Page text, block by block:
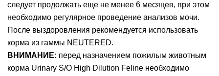
следует продолжать еще не менее 6 месяцев, при этом
необходимо регулярное проведение анализов мочи.
После выздоровления рекомендуется использовать
корма из гаммы NEUTERED.
ВНИМАНИЕ: перед назначением пожилым животным
корма Urinary S/O High Dilution Feline необходимо